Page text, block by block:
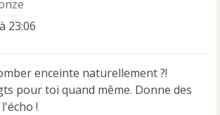
23:06
enceinte naturellement ?!
pour toi quand même. Donne des
!